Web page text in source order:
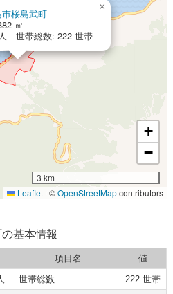
桜島武町
㎡
世帯総数: 222 世帯
×
+
−
3 km
Leaflet | ©OpenStreetMapcontributors
基本情報
項目名
値
世帯総数
222 世帯